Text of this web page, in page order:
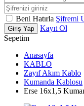
Beni Hatırla Şifremi
Giriş Yap
Kayıt Ol
Sepetim
Anasayfa
KABLO
Zayıf Akım Kablo
Kumanda Kablosu
Erse 16x1,5